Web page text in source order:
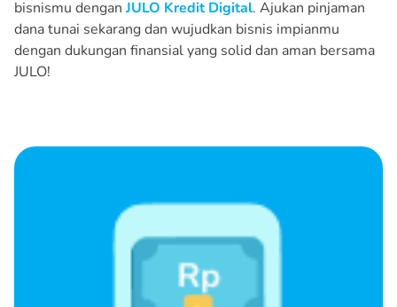
bisnismu denganJULO Kredit Digital. Ajukan pinjaman
dana tunai sekarang dan wujudkan bisnis impianmu
dengan dukungan finansial yang solid dan aman bersama
JULO!